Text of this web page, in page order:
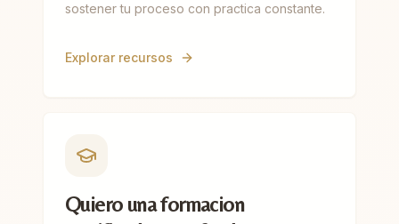
sostener tu proceso con practica constante.
Explorar recursos
Quiero una formacion